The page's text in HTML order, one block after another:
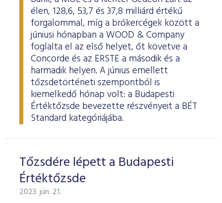
élen, 128,6, 53,7 és 37,8 milliárd értékű
forgalommal, míg a brókercégek között a
júniusi hónapban a WOOD & Company
foglalta el az első helyet, őt követve a
Concorde és az ERSTE a második és a
harmadik helyen. A június emellett
tőzsdetörténeti szempontból is
kiemelkedő hónap volt: a Budapesti
Értéktőzsde bevezette részvényeit a BÉT
Standard kategóriájába.
Tőzsdére lépett a Budapesti
Értéktőzsde
2023. jún. 21.